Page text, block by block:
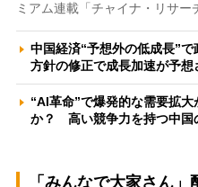
ミアム連載「チャイナ・リサ
中国経済“予想外の低成長”
方針の修正で成長加速が予
“AI革命”で爆発的な需要拡
か？ 高い競争力を持つ中国
「みんなで大家さん